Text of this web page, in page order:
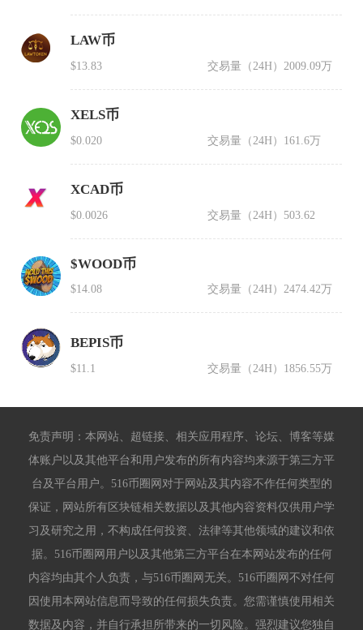
LAW币
$13.83 交易量（24H） 2009.09万
XELS币
$0.020 交易量（24H） 161.6万
XCAD币
$0.0026 交易量（24H） 503.62
$WOOD币
$14.08 交易量（24H）2474.42万
BEPIS币
$11.1 交易量（24H） 1856.55万
免责声明：本网站、超链接、相关应用程序、论坛、博客等媒
体账户以及其他平台和用户发布的所有内容均来源于第三方平
台及平台用户。516币圈网对于网站及其内容不作任何类型的
保证，网站所有区块链相关数据以及其他内容资料仅供用户学
习及研究之用，不构成任何投资、法律等其他领域的建议和依
据。516币圈网用户以及其他第三方平台在本网站发布的任何
内容均由其个人负责，与516币圈网无关。516币圈网不对任何
因使用本网站信息而导致的任何损失负责。您需谨慎使用相关
数据及内容，并自行承担所带来的一切风险。强烈建议您独自